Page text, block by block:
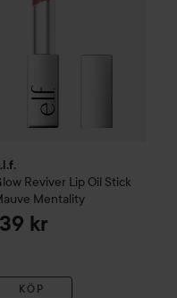
Reviver Lip Oil Stick
Mentality
kr
KÖP